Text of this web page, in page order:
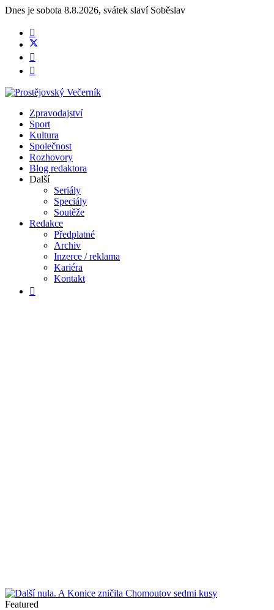
Dnes je sobota 8.8.2026, svátek slaví Soběslav
Zpravodajství
Sport
Kultura
Společnost
Rozhovory
Blog redaktora
Další
Seriály
Speciály
Soutěže
Redakce
Předplatné
Archiv
Inzerce / reklama
Kariéra
Kontakt
Featured